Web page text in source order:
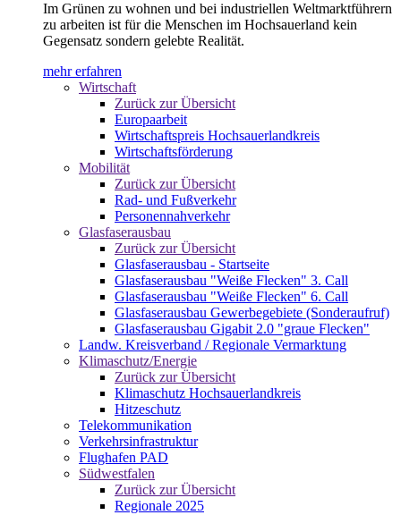
Im Grünen zu wohnen und bei industriellen Weltmarktführern
zu arbeiten ist für die Menschen im Hochsauerland kein
Gegensatz sondern gelebte Realität.
mehr erfahren
Wirtschaft
Zurück zur Übersicht
Europaarbeit
Wirtschaftspreis Hochsauerlandkreis
Wirtschaftsförderung
Mobilität
Zurück zur Übersicht
Rad- und Fußverkehr
Personennahverkehr
Glasfaserausbau
Zurück zur Übersicht
Glasfaserausbau - Startseite
Glasfaserausbau "Weiße Flecken" 3. Call
Glasfaserausbau "Weiße Flecken" 6. Call
Glasfaserausbau Gewerbegebiete (Sonderaufruf)
Glasfaserausbau Gigabit 2.0 "graue Flecken"
Landw. Kreisverband / Regionale Vermarktung
Klimaschutz/Energie
Zurück zur Übersicht
Klimaschutz Hochsauerlandkreis
Hitzeschutz
Telekommunikation
Verkehrsinfrastruktur
Flughafen PAD
Südwestfalen
Zurück zur Übersicht
Regionale 2025